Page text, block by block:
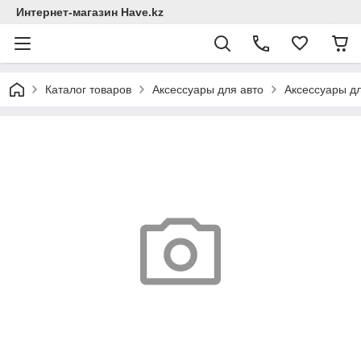
Интернет-магазин Have.kz
Каталог товаров Аксессуары для авто Аксессуары